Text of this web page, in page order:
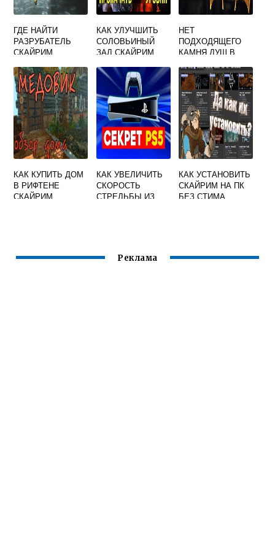
ГДЕ НАЙТИ
РАЗРУБАТЕЛЬ
СКАЙРИМ
КАК УЛУЧШИТЬ
СОЛОВЬИНЫЙ
ЗАЛ СКАЙРИМ
НЕТ
ПОДХОДЯЩЕГО
КАМНЯ ДУШ В
КАК КУПИТЬ ДОМ
В РИФТЕНЕ
СКАЙРИМ
КАК УВЕЛИЧИТЬ
СКОРОСТЬ
СТРЕЛЬБЫ ИЗ
КАК УСТАНОВИТЬ
СКАЙРИМ НА ПК
БЕЗ СТИМА
Реклама